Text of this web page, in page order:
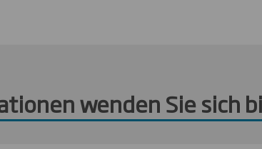
wenden Sie sich